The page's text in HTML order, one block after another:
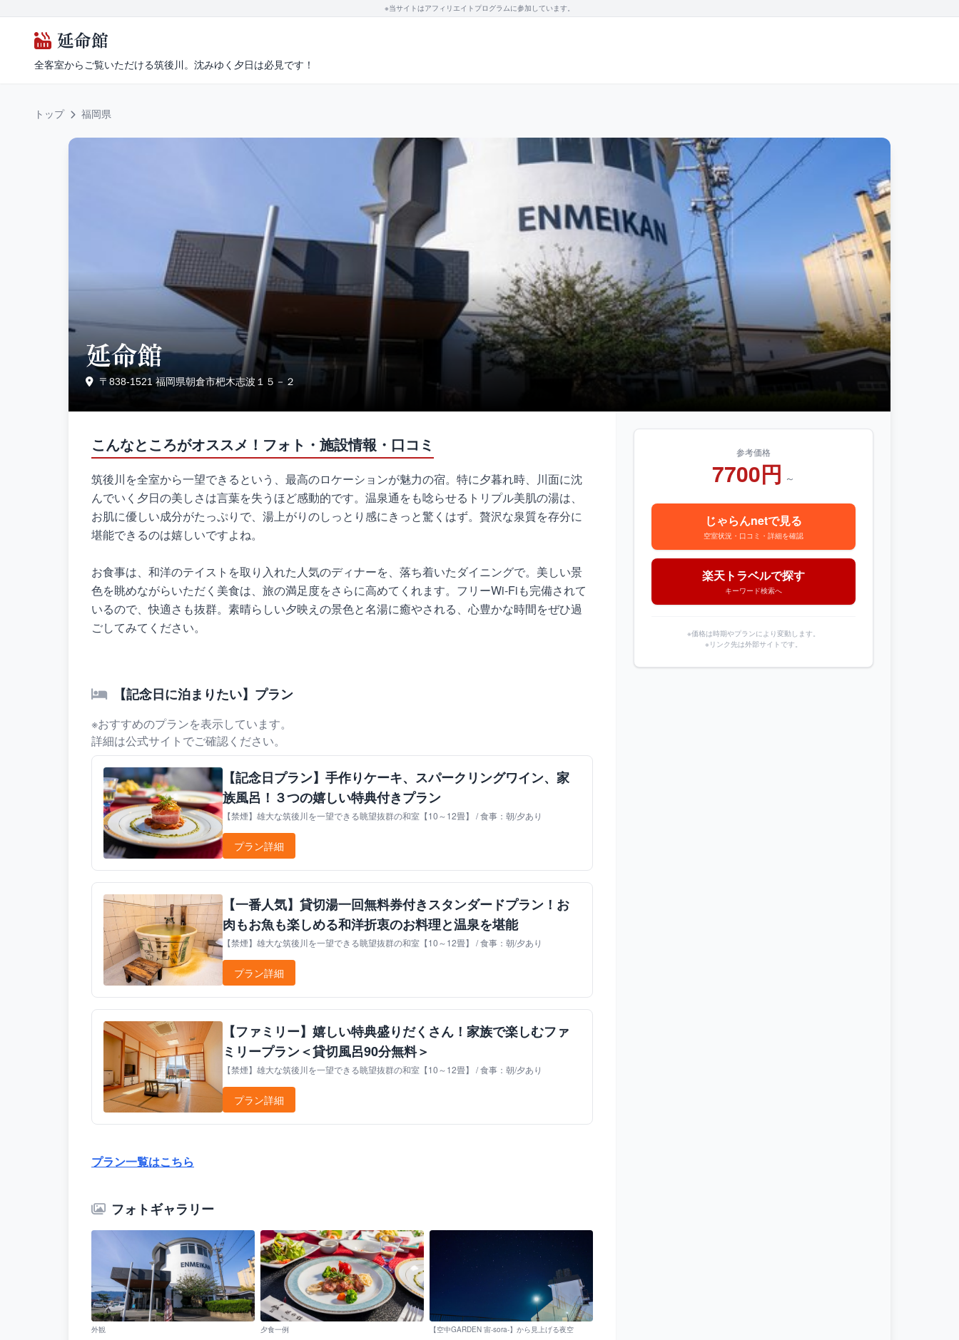
※当サイトはアフィリエイトプログラムに参加しています。
延命館
全客室からご覧いただける筑後川。沈みゆく夕日は必見です！
トップ 福岡県
延命館
〒838-1521 福岡県朝倉市杷木志波１５－２
こんなところがオススメ！フォト・施設情報・口コミ
筑後川を全室から一望できるという、最高のロケーションが魅力の宿。特に夕暮れ時、川面に沈
んでいく夕日の美しさは言葉を失うほど感動的です。温泉通をも唸らせるトリプル美肌の湯は、
お肌に優しい成分がたっぷりで、湯上がりのしっとり感にきっと驚くはず。贅沢な泉質を存分に
堪能できるのは嬉しいですよね。
お食事は、和洋のテイストを取り入れた人気のディナーを、落ち着いたダイニングで。美しい景
色を眺めながらいただく美食は、旅の満足度をさらに高めてくれます。フリーWi-Fiも完備されて
いるので、快適さも抜群。素晴らしい夕映えの景色と名湯に癒やされる、心豊かな時間をぜひ過
ごしてみてください。
【記念日に泊まりたい】プラン
※おすすめのプランを表示しています。
詳細は公式サイトでご確認ください。
【記念日プラン】手作りケーキ、スパークリングワイン、家
族風呂！３つの嬉しい特典付きプラン
【禁煙】雄大な筑後川を一望できる眺望抜群の和室【10～12畳】 / 食事：朝/夕あり
プラン詳細
【一番人気】貸切湯一回無料券付きスタンダードプラン！お
肉もお魚も楽しめる和洋折衷のお料理と温泉を堪能
【禁煙】雄大な筑後川を一望できる眺望抜群の和室【10～12畳】 / 食事：朝/夕あり
プラン詳細
【ファミリー】嬉しい特典盛りだくさん！家族で楽しむファ
ミリープラン＜貸切風呂90分無料＞
【禁煙】雄大な筑後川を一望できる眺望抜群の和室【10～12畳】 / 食事：朝/夕あり
プラン詳細
プラン一覧はこちら
フォトギャラリー
外観 夕食一例 【空中GARDEN 宙-sora-】から見上げる夜空
参考価格
7700円 ～
じゃらんnetで見る
空室状況・口コミ・詳細を確認
楽天トラベルで探す
キーワード検索へ
※価格は時期やプランにより変動します。
※リンク先は外部サイトです。